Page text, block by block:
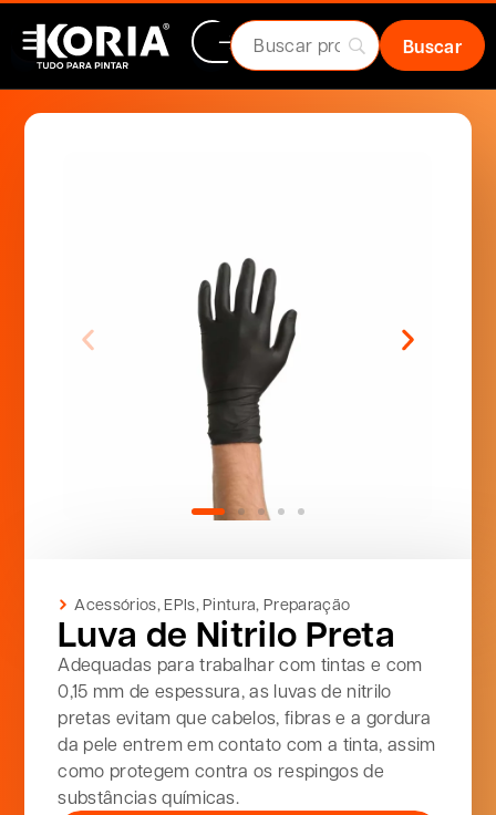
Acessórios,EPIs,Pintura,Preparação
Luva de Nitrilo Preta
Adequadas para trabalhar com tintas e com
0,15 mm de espessura, as luvas de nitrilo
pretas evitam que cabelos, fibras e a gordura
da pele entrem em contato com a tinta, assim
como protegem contra os respingos de
substâncias químicas.